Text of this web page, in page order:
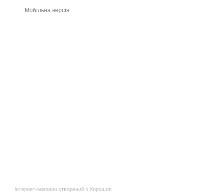
Мобільна версія
Інтернет-магазин створений з Хорошоп